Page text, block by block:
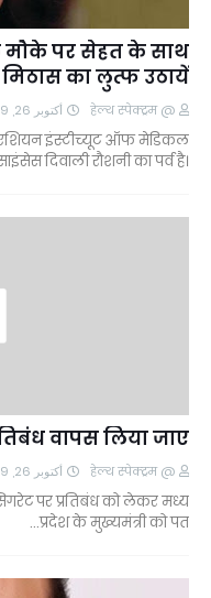
मौके पर सेहत के साथ
मिठास का लुत्फ उठायें
@ हेल्थ स्पेक्ट्रम أكتوبر 26, 2019
एशियन इंस्टीच्यूट ऑफ मेडिकल
दिवाली रौशनी का पर्व है। …
वापस लिया जाए
@ हेल्थ स्पेक्ट्रम أكتوبر 26, 2019
पर प्रतिबंध को लेकर मध्य
प्रदेश के मुख्यमंत्री को पत…